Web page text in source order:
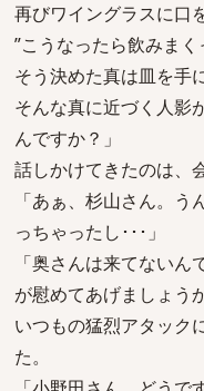
再びワイングラスに口
”こうなったら飲みま
そう決めた真は皿を手
そんな真に近づく人影
んですか？」
話しかけてきたのは、
「あぁ、杉山さん。
っちゃったし･･･」
「奥さんは来てない
が慰めてあげましょう
いつもの猛烈アタック
た。